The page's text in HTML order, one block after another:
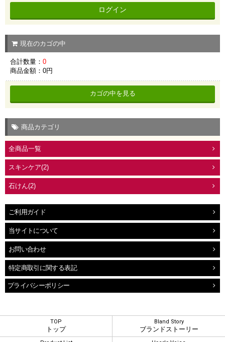
現在のカゴの中
合計数量： 0
商品金額： 0円
カゴの中を見る
商品カテゴリ
全商品一覧
スキンケア(2)
石けん(2)
ご利用ガイド
当サイトについて
お問い合わせ
特定商取引に関する表記
プライバシーポリシー
TOP
トップ
Bland Story
ブランドストーリー